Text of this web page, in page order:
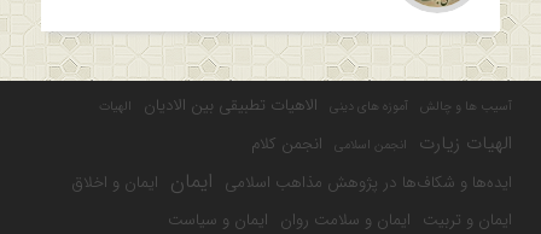
آسیب ها و چالش آموزه های دینی الاهیات تطبیقی بین الادیان الهیات
الهیات زیارت انجمن اسلامی
انجمن کلام
ایده‌ها و شکاف‌ها در پژوهش مذاهب اسلامی ایمان ایمان و اخلاق
ایمان و تربیت ایمان و سلامت روان ایمان و سیاست